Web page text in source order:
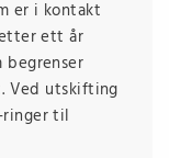
er i kontakt
ett år
begrenser
Ved utskifting
ringer til